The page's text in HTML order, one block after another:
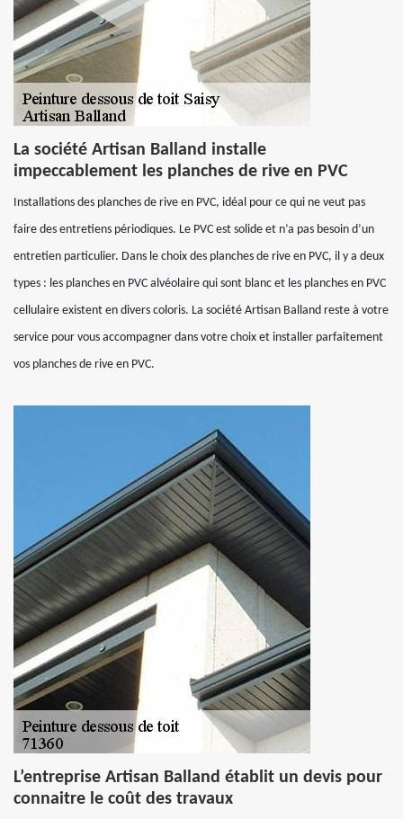
La société Artisan Balland installe
impeccablement les planches de rive en PVC
Installations des planches de rive en PVC, idéal pour ce qui ne veut pas
faire des entretiens périodiques. Le PVC est solide et n’a pas besoin d’un
entretien particulier. Dans le choix des planches de rive en PVC, il y a deux
types : les planches en PVC alvéolaire qui sont blanc et les planches en PVC
cellulaire existent en divers coloris. La société Artisan Balland reste à votre
service pour vous accompagner dans votre choix et installer parfaitement
vos planches de rive en PVC.
L’entreprise Artisan Balland établit un devis pour
connaitre le coût des travaux